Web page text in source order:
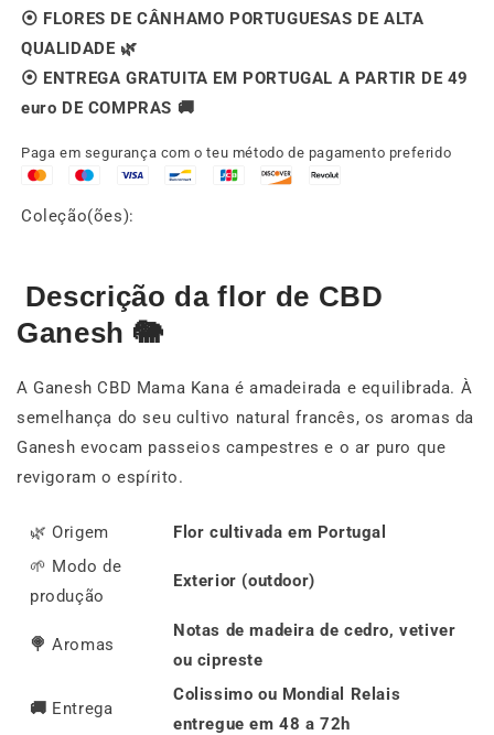
⦿ FLORES DE CÂNHAMO PORTUGUESAS DE ALTA
QUALIDADE 🌿
⦿ ENTREGA GRATUITA EM PORTUGAL A PARTIR DE 49
euro DE COMPRAS 🚚
Paga em segurança com o teu método de pagamento preferido
Coleção(ões):
Descrição da flor de CBD
Ganesh 🐘
A Ganesh CBD Mama Kana é amadeirada e equilibrada. À
semelhança do seu cultivo natural francês, os aromas da
Ganesh evocam passeios campestres e o ar puro que
revigoram o espírito.
🌿 Origem
Flor cultivada em Portugal
🌱 Modo de
produção
Exterior (outdoor)
🍭 Aromas
Notas de madeira de cedro, vetiver
ou cipreste
🚚 Entrega
Colissimo ou Mondial Relais
entregue em 48 a 72h